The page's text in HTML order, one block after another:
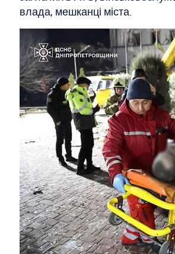
влада, мешканці міста.